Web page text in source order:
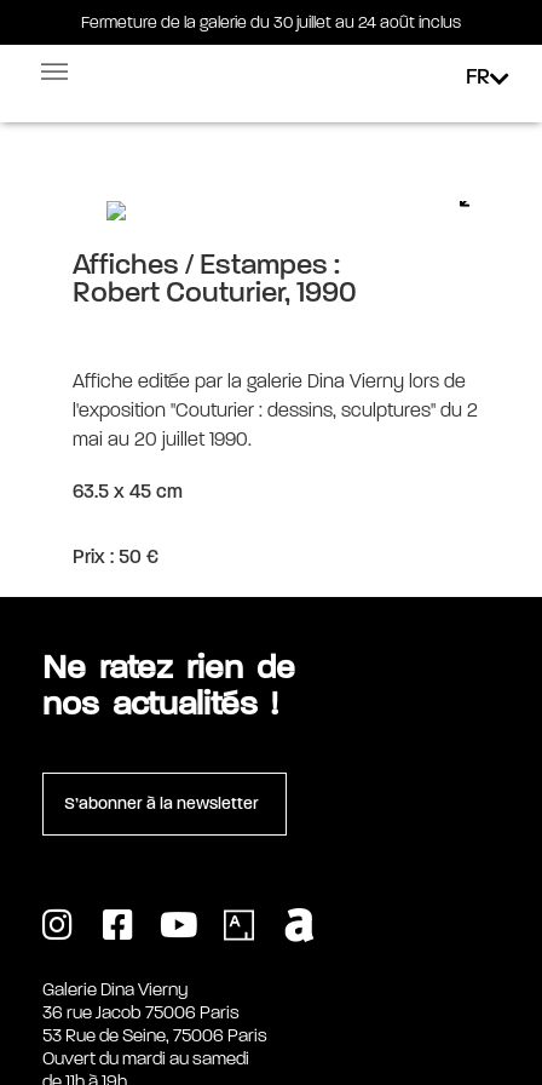
Fermeture de la galerie du 30 juillet au 24 août inclus
Fermeture de la galerie du 30 juillet au 24 août inclus
FR
Affiches / Estampes :
Robert Couturier, 1990
Affiche editée par la galerie Dina Vierny lors de
l'exposition "Couturier : dessins, sculptures" du 2
mai au 20 juillet 1990.
63.5 x 45 cm
Prix : 50 €
Ne ratez rien de
nos actualités !
S’abonner à la newsletter
Galerie Dina Vierny
36 rue Jacob 75006 Paris
53 Rue de Seine, 75006 Paris
Ouvert du mardi au samedi